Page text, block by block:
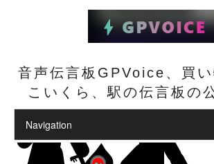
音声伝言板GPVoice、買い
こいくら、駅の伝言板の